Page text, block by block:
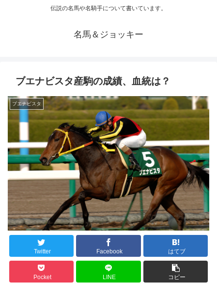
伝説の名馬や名騎手について書いています。
名馬＆ジョッキー
ブエナビスタ産駒の成績、血統は？
ブエナビスタ
Twitter Facebook はてブ
Pocket LINE コピー